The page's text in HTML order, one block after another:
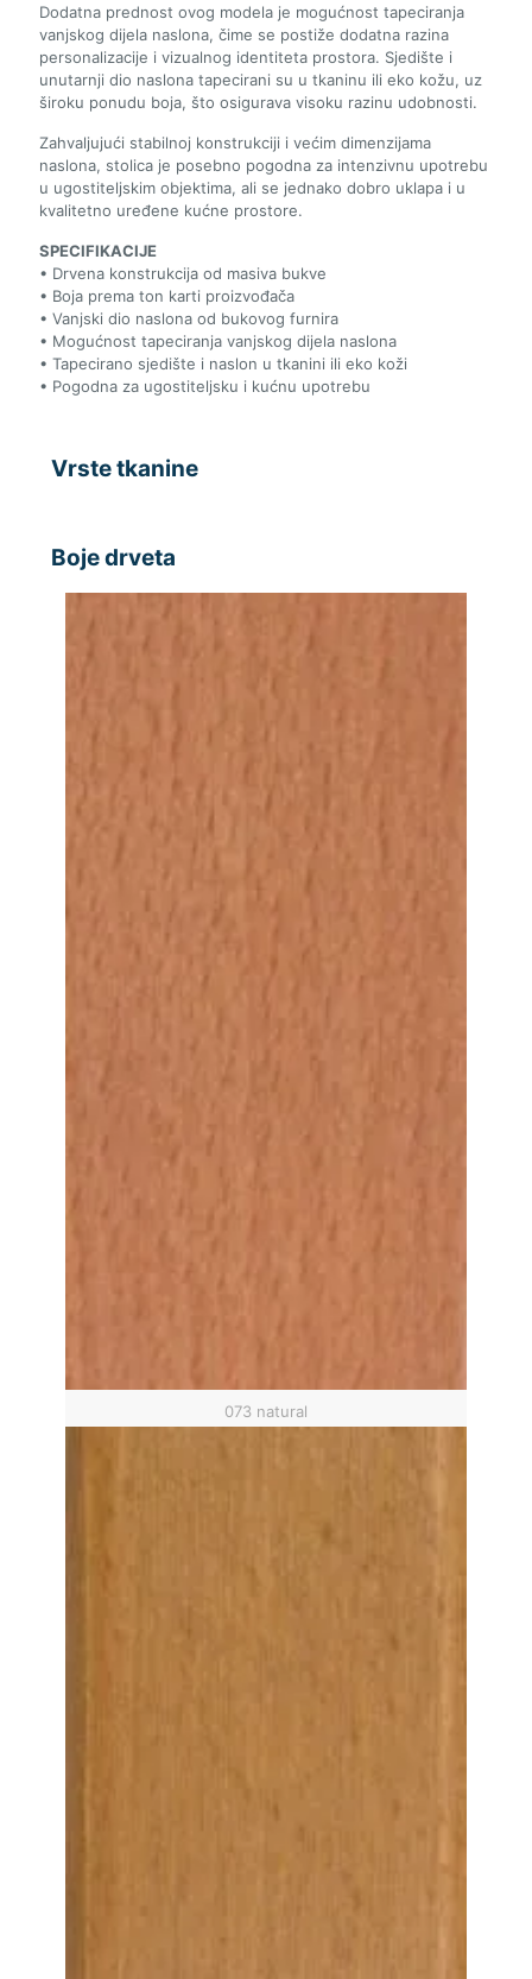
Dodatna prednost ovog modela je mogućnost tapeciranja
vanjskog dijela naslona, čime se postiže dodatna razina
personalizacije i vizualnog identiteta prostora. Sjedište i
unutarnji dio naslona tapecirani su u tkaninu ili eko kožu, uz
široku ponudu boja, što osigurava visoku razinu udobnosti.
Zahvaljujući stabilnoj konstrukciji i većim dimenzijama
naslona, stolica je posebno pogodna za intenzivnu upotrebu
u ugostiteljskim objektima, ali se jednako dobro uklapa i u
kvalitetno uređene kućne prostore.
SPECIFIKACIJE
• Drvena konstrukcija od masiva bukve
• Boja prema ton karti proizvođača
• Vanjski dio naslona od bukovog furnira
• Mogućnost tapeciranja vanjskog dijela naslona
• Tapecirano sjedište i naslon u tkanini ili eko koži
• Pogodna za ugostiteljsku i kućnu upotrebu
Vrste tkanine
Boje drveta
073 natural